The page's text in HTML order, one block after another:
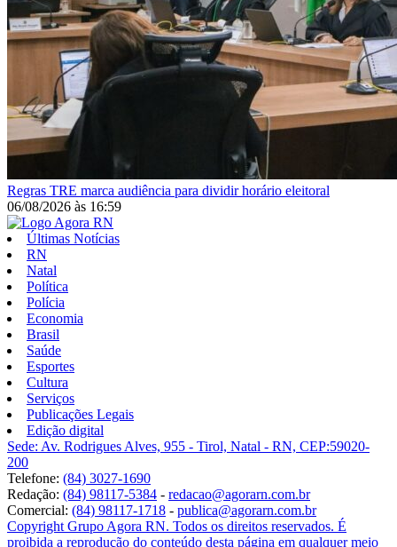
Regras TRE marca audiência para dividir horário eleitoral
06/08/2026 às 16:59
Últimas Notícias
RN
Natal
Política
Polícia
Economia
Brasil
Saúde
Esportes
Cultura
Serviços
Publicações Legais
Edição digital
Sede: Av. Rodrigues Alves, 955 - Tirol, Natal - RN, CEP:59020-
200
Telefone: (84) 3027-1690
Redação: (84) 98117-5384 - redacao@agorarn.com.br
Comercial: (84) 98117-1718 - publica@agorarn.com.br
Copyright Grupo Agora RN. Todos os direitos reservados. É
proibida a reprodução do conteúdo desta página em qualquer meio